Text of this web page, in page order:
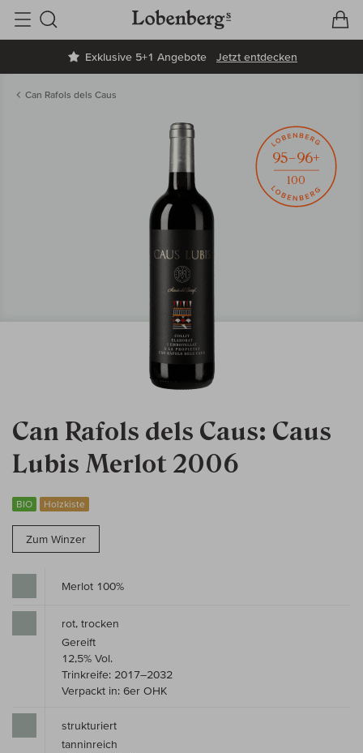
Exklusive 5+1 Angebote Jetzt entdecken
Suche
Can Rafols dels Caus
Can Rafols dels Caus: Caus
Lubis Merlot 2006
BIO Holzkiste
Zum Winzer
95–96+
100
Merlot 100%
rot, trocken
Gereift
12,5% Vol.
Trinkreife: 2017–2032
Verpackt in: 6er OHK
strukturiert
tanninreich